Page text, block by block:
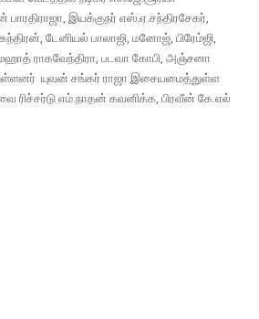
இயக்குநர் எஸ்.ஏ.சந்திரசேகர்,
டேனியல் பாலாஜி, மனோஜ், பிரேம்ஜி,
ராகவேந்திரா, படவா கோபி, அஞ்சனா
யுவன் சங்கர் ராஜா இசையமைத்துள்ள
ரிச்சர்டு எம்.நாதன் கவனிக்க, பிரவீன் கே.எல்